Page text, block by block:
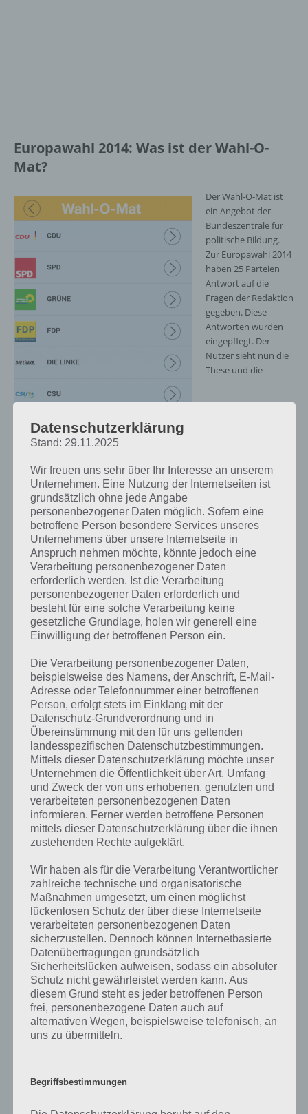
Europawahl 2014: Was ist der Wahl-O-
Mat?
Der Wahl-O-Mat hilft bei der
Entscheidung, mit welcher Partei
man die meisten
Übereinstimmungen hat
Der Wahl-O-Mat ist
ein Angebot der
Bundeszentrale für
politische Bildung.
Zur Europawahl 2014
haben 25 Parteien
Antwort auf die
Fragen der Redaktion
gegeben. Diese
Antworten wurden
eingepflegt. Der
Nutzer sieht nun die
These und die
Antwortmöglichkeiten “Stimme zu”, “Neutral” oder “Stimme nicht
Insgesamt gibt es 38 Thesen. Am Ende wird berechnet, mit welchen
Punkten man mit denen der Partei übereinstimmt und so ergibt sich
das Ergebnis.
Sagt mir der Wahl-O-Mat, wen ich wählen
soll?
Wie bereits bei den vergangenen Wahlen sagt einem der Wahl-O-Mat
natürlich nicht, wen man wählen soll. Stattdessen soll er eine
Hilfestellung bieten. Entsprechend wird nur angezeigt, welche
Thesen mit den Parteien übereinstimmen. Besonders wichtige
Thesen kann man auch doppelt bewerten lassen.
Am Ende wird dann angezeigt, wieviele Übereinstimmungen man mit
den Parteien hat. Trotzdem kann jeder Bundesbürger selber
entscheiden, wen er bei der Europawahl 2014 letztlich wählt. Auch
wenn man mit der CDU mehr Gemeinsamkeiten hat, so sind die
Gemeinsamkeiten mit der SPD vielleicht höher zu bewerten (als
Beispiel).
Wo man also am 25.5.2014 sein Kreuz setzt, ist also egal. Wichtig ist
nur, dass man auch zur Europawahl 2014 sein Wahlrecht
wahrnimmt. Der Wahl-O-Mat kann dabei helfen eine passende Partei
zu finden.
Wahllexikon, weitere Fakten und vieles
mehr
Doch das ist noch nicht alles. So
weitere interessante Fakten und
Zudem kann man sich die
Datenschutzerklärung
Stand: 29.11.2025
Wir freuen uns sehr über Ihr Interesse an unserem
Unternehmen. Eine Nutzung der Internetseiten ist
grundsätzlich ohne jede Angabe
personenbezogener Daten möglich. Sofern eine
betroffene Person besondere Services unseres
Unternehmens über unsere Internetseite in
Anspruch nehmen möchte, könnte jedoch eine
Verarbeitung personenbezogener Daten
erforderlich werden. Ist die Verarbeitung
personenbezogener Daten erforderlich und
besteht für eine solche Verarbeitung keine
gesetzliche Grundlage, holen wir generell eine
Einwilligung der betroffenen Person ein.
Die Verarbeitung personenbezogener Daten,
beispielsweise des Namens, der Anschrift, E-Mail-
Adresse oder Telefonnummer einer betroffenen
Person, erfolgt stets im Einklang mit der
Datenschutz-Grundverordnung und in
Übereinstimmung mit den für uns geltenden
landesspezifischen Datenschutzbestimmungen.
Mittels dieser Datenschutzerklärung möchte unser
Unternehmen die Öffentlichkeit über Art, Umfang
und Zweck der von uns erhobenen, genutzten und
verarbeiteten personenbezogenen Daten
informieren. Ferner werden betroffene Personen
mittels dieser Datenschutzerklärung über die ihnen
zustehenden Rechte aufgeklärt.
Wir haben als für die Verarbeitung Verantwortlicher
zahlreiche technische und organisatorische
Maßnahmen umgesetzt, um einen möglichst
lückenlosen Schutz der über diese Internetseite
verarbeiteten personenbezogenen Daten
sicherzustellen. Dennoch können Internetbasierte
Datenübertragungen grundsätzlich
Sicherheitslücken aufweisen, sodass ein absoluter
Schutz nicht gewährleistet werden kann. Aus
diesem Grund steht es jeder betroffenen Person
frei, personenbezogene Daten auch auf
alternativen Wegen, beispielsweise telefonisch, an
uns zu übermitteln.
Begriffsbestimmungen